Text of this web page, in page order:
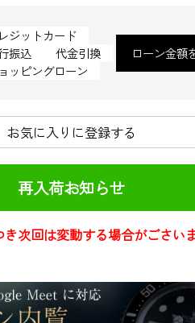
ジットカード
振込
代金引換
ッピングローン
ローン金額
お気に入りに登録する
再入荷お知らせ
次回は変動する場合がごさい